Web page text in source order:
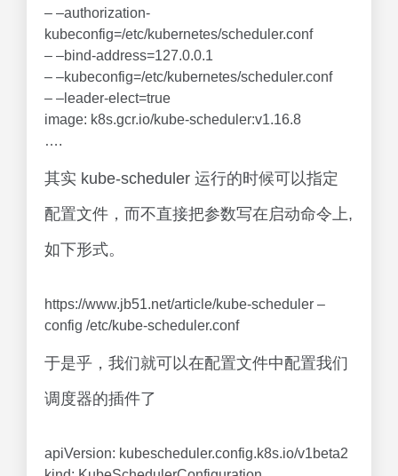
– –authorization-
kubeconfig=/etc/kubernetes/scheduler.conf
– –bind-address=127.0.0.1
– –kubeconfig=/etc/kubernetes/scheduler.conf
– –leader-elect=true
image: k8s.gcr.io/kube-scheduler:v1.16.8
….
其实 kube-scheduler 运行的时候可以指定
配置文件，而不直接把参数写在启动命令上,
如下形式。
https://www.jb51.net/article/kube-scheduler –
config /etc/kube-scheduler.conf
于是乎，我们就可以在配置文件中配置我们
调度器的插件了
apiVersion: kubescheduler.config.k8s.io/v1beta2